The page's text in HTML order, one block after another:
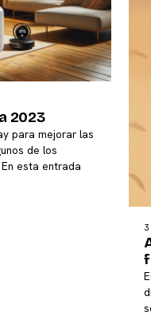
2023
para mejorar las
de los
esta entrada